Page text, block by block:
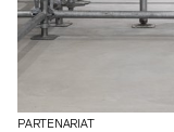
PARTENARIAT